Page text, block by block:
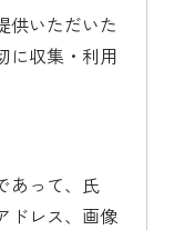
供いただいた
に収集・利用
あって、氏
ドレス、画像